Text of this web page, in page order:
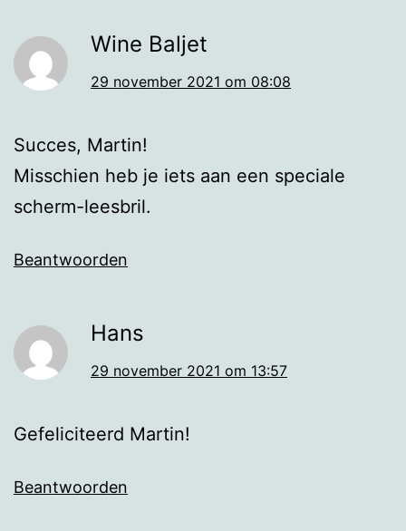
Wine Baljet
29 november 2021 om 08:08
Succes, Martin!
Misschien heb je iets aan een speciale
scherm-leesbril.
Beantwoorden
Hans
29 november 2021 om 13:57
Gefeliciteerd Martin!
Beantwoorden